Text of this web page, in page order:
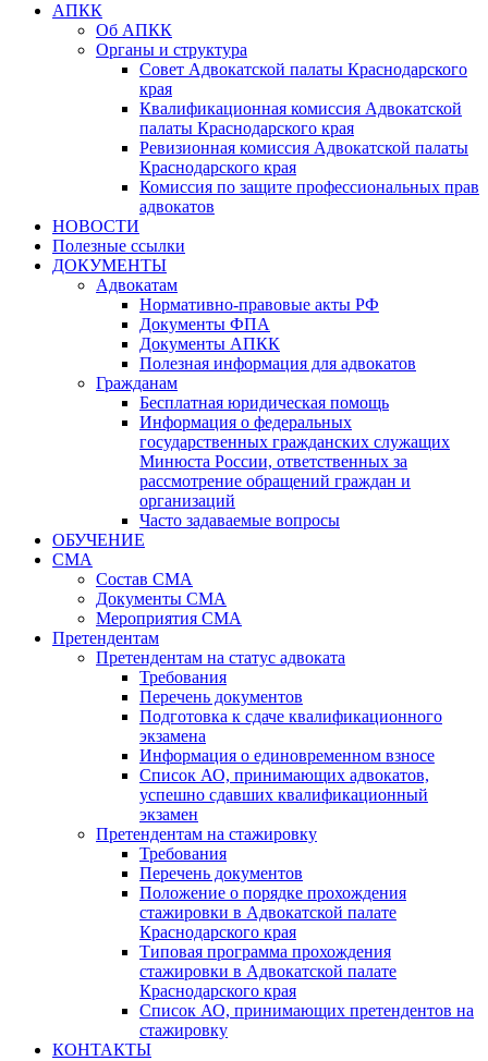
АПКК
Об АПКК
Органы и структура
Совет Адвокатской палаты Краснодарского
края
Квалификационная комиссия Адвокатской
палаты Краснодарского края
Ревизионная комиссия Адвокатской палаты
Краснодарского края
Комиссия по защите профессиональных прав
адвокатов
НОВОСТИ
Полезные ссылки
ДОКУМЕНТЫ
Адвокатам
Нормативно-правовые акты РФ
Документы ФПА
Документы АПКК
Полезная информация для адвокатов
Гражданам
Бесплатная юридическая помощь
Информация о федеральных
государственных гражданских служащих
Минюста России, ответственных за
рассмотрение обращений граждан и
организаций
Часто задаваемые вопросы
ОБУЧЕНИЕ
СМА
Состав СМА
Документы СМА
Мероприятия СМА
Претендентам
Претендентам на статус адвоката
Требования
Перечень документов
Подготовка к сдаче квалификационного
экзамена
Информация о единовременном взносе
Список АО, принимающих адвокатов,
успешно сдавших квалификационный
экзамен
Претендентам на стажировку
Требования
Перечень документов
Положение о порядке прохождения
стажировки в Адвокатской палате
Краснодарского края
Типовая программа прохождения
стажировки в Адвокатской палате
Краснодарского края
Список АО, принимающих претендентов на
стажировку
КОНТАКТЫ